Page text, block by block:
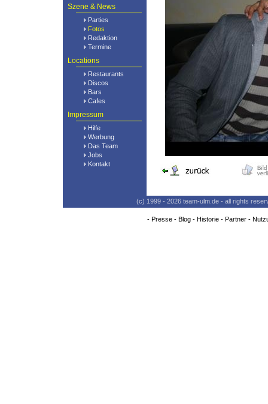
Szene & News
Parties
Fotos
Redaktion
Termine
Locations
Restaurants
Discos
Bars
Cafes
Impressum
Hilfe
Werbung
Das Team
Jobs
Kontakt
(c) 1999 - 2026 team-ulm.de - all rights
- Presse- Blog- Historie- Partner-